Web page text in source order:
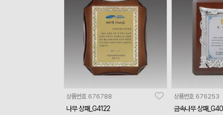
상품번호 676788
나무 상패_G4122
상품번호 676253
금속나무 상패